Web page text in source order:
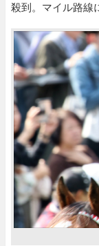
殺到。マイル路線